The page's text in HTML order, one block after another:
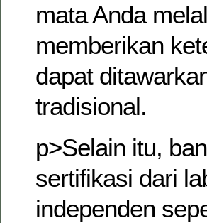
mata Anda
memberikan
dapat
tradisional.
p>Selain itu,
sertifikasi dari
independen